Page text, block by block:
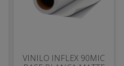
VINILO INFLEX 90MIC